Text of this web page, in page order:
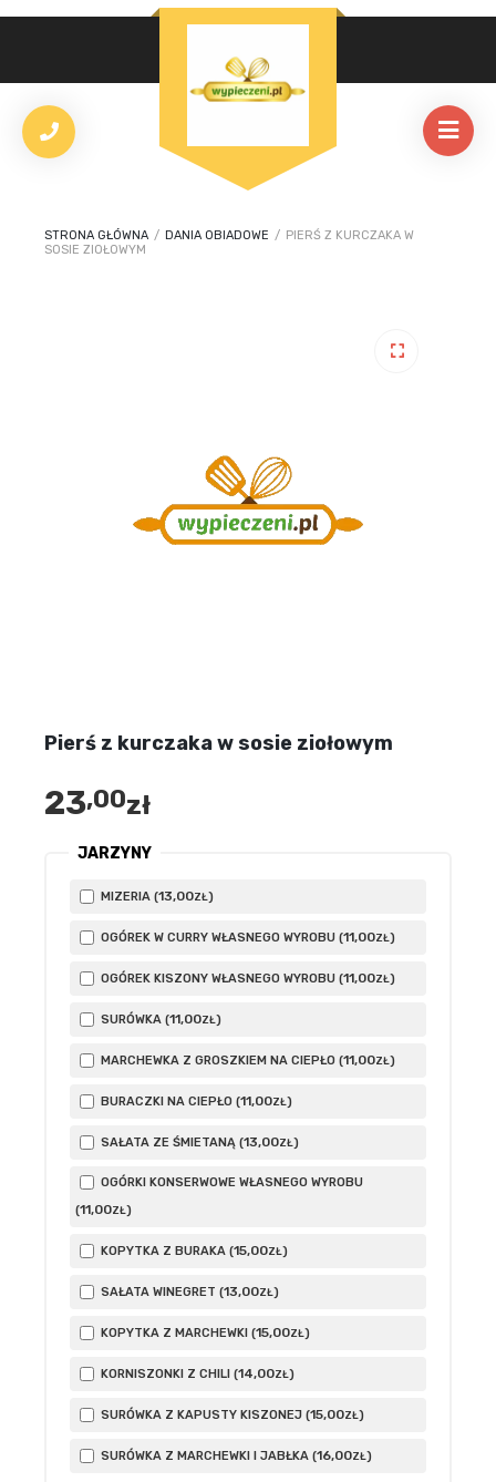
STRONA GŁÓWNA / DANIA OBIADOWE / PIERŚ Z KURCZAKA W
SOSIE ZIOŁOWYM
Pierś z kurczaka w sosie ziołowym
23,00zł
JARZYNY
MIZERIA (13,00ZŁ)
OGÓREK W CURRY WŁASNEGO WYROBU (11,00ZŁ)
OGÓREK KISZONY WŁASNEGO WYROBU (11,00ZŁ)
SURÓWKA (11,00ZŁ)
MARCHEWKA Z GROSZKIEM NA CIEPŁO (11,00ZŁ)
BURACZKI NA CIEPŁO (11,00ZŁ)
SAŁATA ZE ŚMIETANĄ (13,00ZŁ)
OGÓRKI KONSERWOWE WŁASNEGO WYROBU
(11,00ZŁ)
KOPYTKA Z BURAKA (15,00ZŁ)
SAŁATA WINEGRET (13,00ZŁ)
KOPYTKA Z MARCHEWKI (15,00ZŁ)
KORNISZONKI Z CHILI (14,00ZŁ)
SURÓWKA Z KAPUSTY KISZONEJ (15,00ZŁ)
SURÓWKA Z MARCHEWKI I JABŁKA (16,00ZŁ)